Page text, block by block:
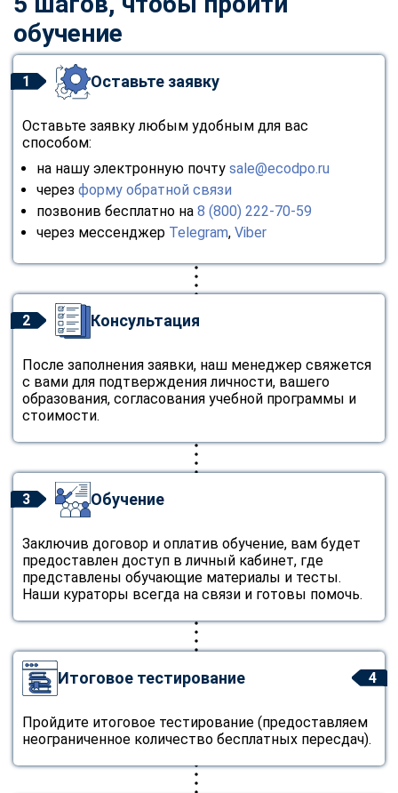
обучение
1 Оставьте заявку
Оставьте заявку любым удобным для вас
способом:
на нашу электронную почту sale@ecodpo.ru
через форму обратной связи
позвонив бесплатно на 8 (800) 222-70-59
через мессенджер Telegram, Viber
2 Консультация
После заполнения заявки, наш менеджер свяжется
с вами для подтверждения личности, вашего
образования, согласования учебной программы и
стоимости.
3 Обучение
Заключив договор и оплатив обучение, вам будет
предоставлен доступ в личный кабинет, где
представлены обучающие материалы и тесты.
Наши кураторы всегда на связи и готовы помочь.
4
Итоговое тестирование
Пройдите итоговое тестирование (предоставляем
неограниченное количество бесплатных пересдач).